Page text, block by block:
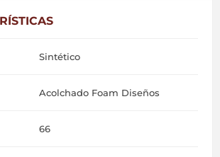
Sintético
Acolchado Foam Diseños
66